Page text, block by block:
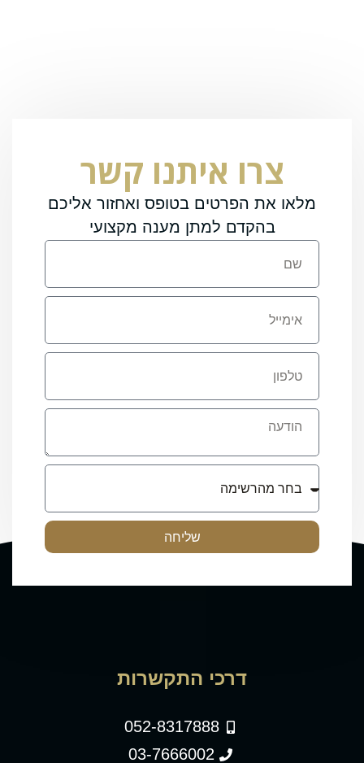
צרו איתנו קשר
מלאו את הפרטים בטופס ואחזור אליכם
בהקדם למתן מענה מקצועי
שליחה
דרכי התקשרות
052-8317888
03-7666002